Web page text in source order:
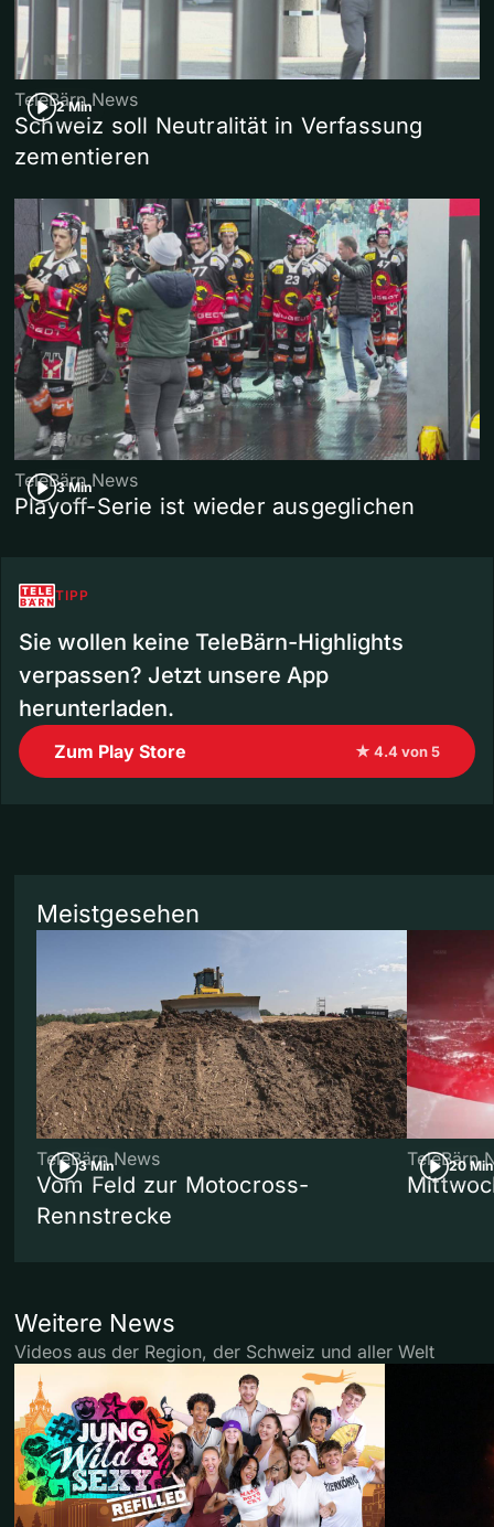
2 Min
TeleBärn News
Schweiz soll Neutralität in Verfassung
zementieren
3 Min
TeleBärn News
Playoff-Serie ist wieder ausgeglichen
TIPP
Sie wollen keine TeleBärn-Highlights
verpassen? Jetzt unsere App
herunterladen.
Zum Play Store ★ 4.4 von 5
Meistgesehen
3 Min
TeleBärn News
Vom Feld zur Motocross-
Rennstrecke
20 Min
TeleBärn
Weitere News
Videos aus der Region, der Schweiz und aller Welt